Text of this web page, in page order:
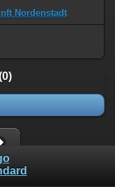
Nordenstadt